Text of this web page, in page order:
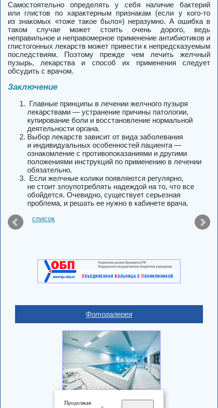
Самостоятельно определять у себя наличие бактерий
или глистов по характерным признакам (если у кого-то
из знакомых «тоже такое было») неразумно. А ошибка в
таком случае может стоить очень дорого, ведь
неправильное и неправомерное применение антибиотиков и
глистогонных лекарств может привести к непредсказуемым
последствиям. Поэтому прежде чем лечить желчный
пузырь, лекарства и способ их применения следует
обсудить с врачом.
Заключение
Главные принципы в лечении желчного пузыря
лекарствами — устранение причины патологии,
купирование боли и восстановление нормальной
деятельности органа.
Выбор лекарств зависит от вида заболевания
и индивидуальных особенностей пациента —
ознакомление с противопоказаниями и другими
положениями инструкций по применению в лечении
обязательно.
Если желчные колики появляются регулярно,
не стоит злоупотреблять надеждой на то, что все
обойдется. Очевидно, существует серьезная
проблема, и решать ее нужно в кабинете врача.
список
Фотогалерея
Продолжая